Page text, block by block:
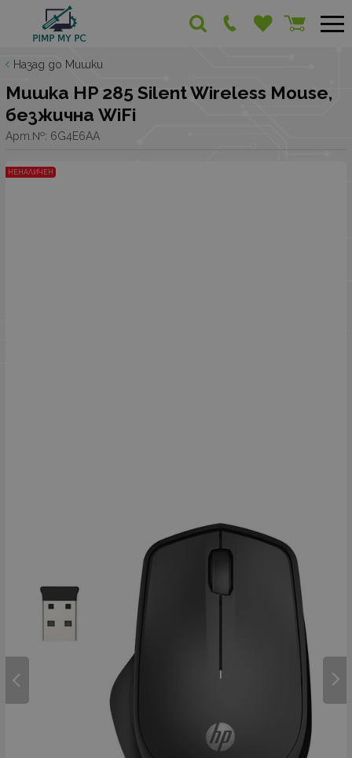
Назад до Мишки
Мишка HP 285 Silent Wireless Mouse,
безжична WiFi
Арт.№: 6G4E6AA
НЕНАЛИЧЕН